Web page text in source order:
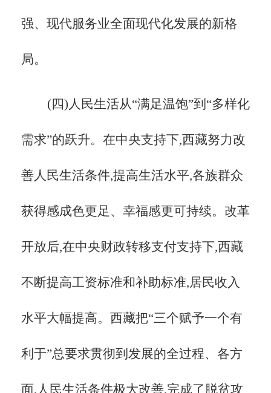
强、现代服务业全面现代化发展的新格
局。
(四)人民生活从“满足温饱”到“多样化
需求”的跃升。在中央支持下,西藏努力改
善人民生活条件,提高生活水平,各族群众
获得感成色更足、幸福感更可持续。改革
开放后,在中央财政转移支付支持下,西藏
不断提高工资标准和补助标准,居民收入
水平大幅提高。西藏把“三个赋予一个有
利于”总要求贯彻到发展的全过程、各方
面,人民生活条件极大改善,完成了脱贫攻